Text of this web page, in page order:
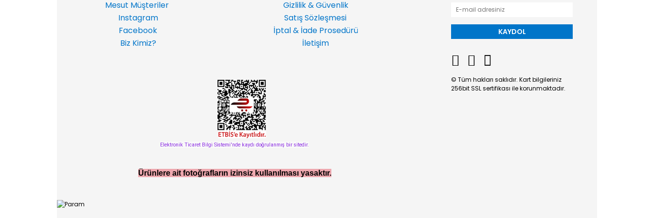
Mesut Müşteriler
Gizlilik & Güvenlik
Instagram
Satış Sözleşmesi
Facebook
İptal & İade Prosedürü
Biz Kimiz?
İletişim
Elektronik Ticaret Bilgi Sistemi'nde kaydı doğrulanmış bir sitedir.
Ürünlere ait fotoğrafların izinsiz kullanılması yasaktır.
KAYDOL
© Tüm hakları saklıdır. Kart bilgileriniz
256bit SSL sertifikası ile korunmaktadır.